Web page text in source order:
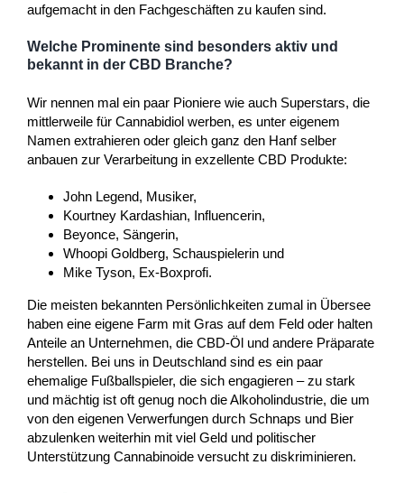
aufgemacht in den Fachgeschäften zu kaufen sind.
Welche Prominente sind besonders aktiv und
bekannt in der CBD Branche?
Wir nennen mal ein paar Pioniere wie auch Superstars, die
mittlerweile für Cannabidiol werben, es unter eigenem
Namen extrahieren oder gleich ganz den Hanf selber
anbauen zur Verarbeitung in exzellente CBD Produkte:
John Legend, Musiker,
Kourtney Kardashian, Influencerin,
Beyonce, Sängerin,
Whoopi Goldberg, Schauspielerin und
Mike Tyson, Ex-Boxprofi.
Die meisten bekannten Persönlichkeiten zumal in Übersee
haben eine eigene Farm mit Gras auf dem Feld oder halten
Anteile an Unternehmen, die CBD-Öl und andere Präparate
herstellen. Bei uns in Deutschland sind es ein paar
ehemalige Fußballspieler, die sich engagieren – zu stark
und mächtig ist oft genug noch die Alkoholindustrie, die um
von den eigenen Verwerfungen durch Schnaps und Bier
abzulenken weiterhin mit viel Geld und politischer
Unterstützung Cannabinoide versucht zu diskriminieren.